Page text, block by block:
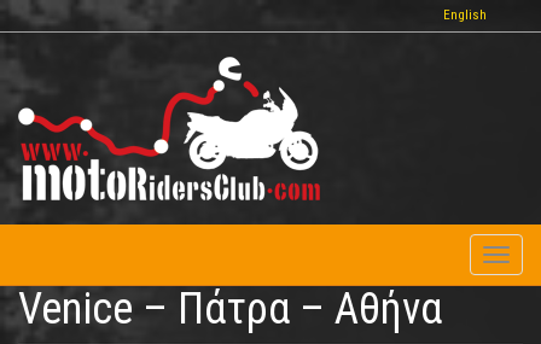
Παράκαμψη
προς
το
κυρίως
περιεχόμενο
English
Venice – Πάτρα – Αθήνα